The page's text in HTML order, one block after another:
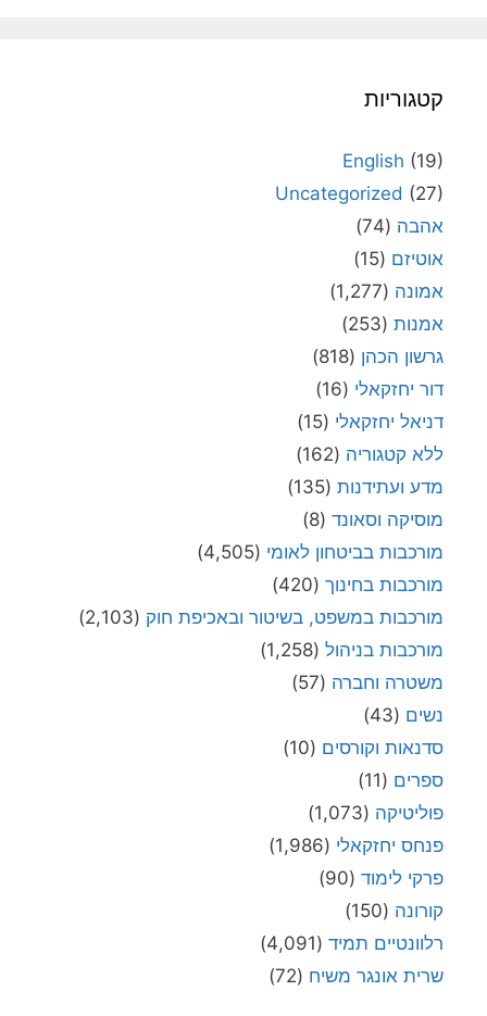
קטגוריות
English (19)
Uncategorized (27)
אהבה (74)
אוטיזם (15)
אמונה (1,277)
אמנות (253)
גרשון הכהן (818)
דור יחזקאלי (16)
דניאל יחזקאלי (15)
ללא קטגוריה (162)
מדע ועתידנות (135)
מוסיקה וסאונד (8)
מורכבות בביטחון לאומי (4,505)
מורכבות בחינוך (420)
מורכבות במשפט, בשיטור ובאכיפת חוק (2,103)
מורכבות בניהול (1,258)
משטרה וחברה (57)
נשים (43)
סדנאות וקורסים (10)
ספרים (11)
פוליטיקה (1,073)
פנחס יחזקאלי (1,986)
פרקי לימוד (90)
קורונה (150)
רלוונטיים תמיד (4,091)
שרית אונגר משיח (72)